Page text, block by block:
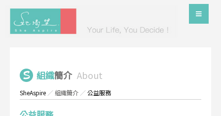
組織簡介 About
SheAspire ／組織簡介 ／公益服務